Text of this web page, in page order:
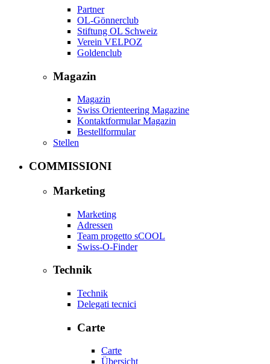
Partner
OL-Gönnerclub
Stiftung OL Schweiz
Verein VELPOZ
Goldenclub
Magazin
Magazin
Swiss Orienteering Magazine
Kontaktformular Magazin
Bestellformular
Stellen
COMMISSIONI
Marketing
Marketing
Adressen
Team progetto sCOOL
Swiss-O-Finder
Technik
Technik
Delegati tecnici
Carte
Carte
Übersicht